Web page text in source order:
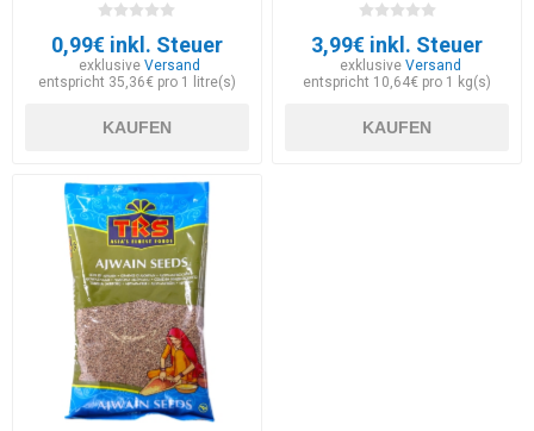
0,99€ inkl. Steuer
exklusiveVersand
entspricht 35,36€ pro 1 litre(s)
KAUFEN
3,99€ inkl. Steuer
exklusive Versand
entspricht 10,64€ pro 1 kg(s)
KAUFEN